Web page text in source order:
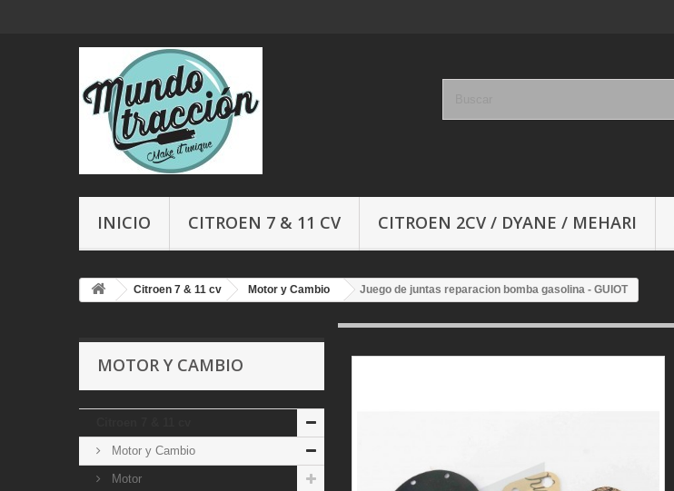
INICIO CITROEN 7 & 11 CV CITROEN 2CV / DYANE / MEHARI
Citroen 7 & 11 cv Motor y Cambio Juego de juntas reparacion bomba gasolina - GUIOT
MOTOR Y CAMBIO
Motor y Cambio
Motor